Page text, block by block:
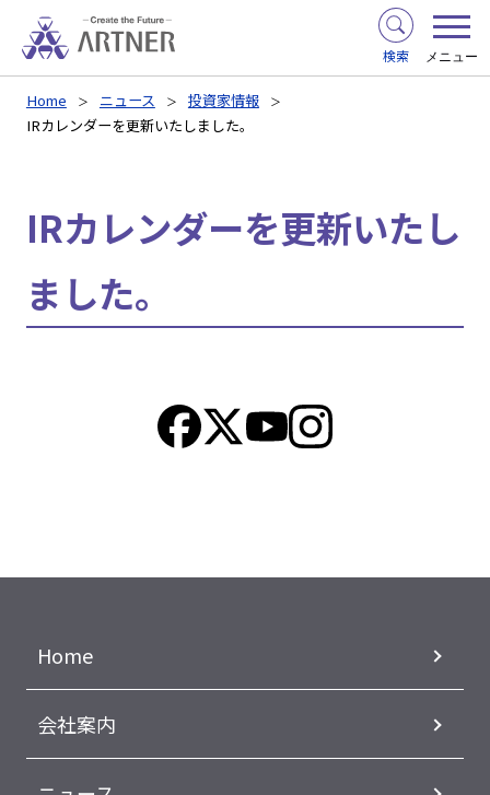
検索 メニュー
Home ニュース
投資家情報
IRカレンダーを更新いたしました。
IRカレンダーを更新いたし
ました。
Home
会社案内